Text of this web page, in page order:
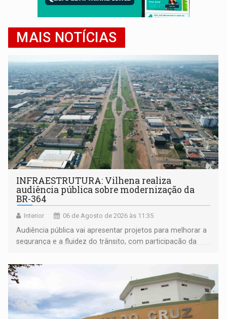
MAIS NOTÍCIAS
INFRAESTRUTURA: Vilhena realiza
audiência pública sobre modernização da
BR-364
Interior 06 de Agosto de 2026 às 11:35
Audiência pública vai apresentar projetos para melhorar a
segurança e a fluidez do trânsito, com participação da